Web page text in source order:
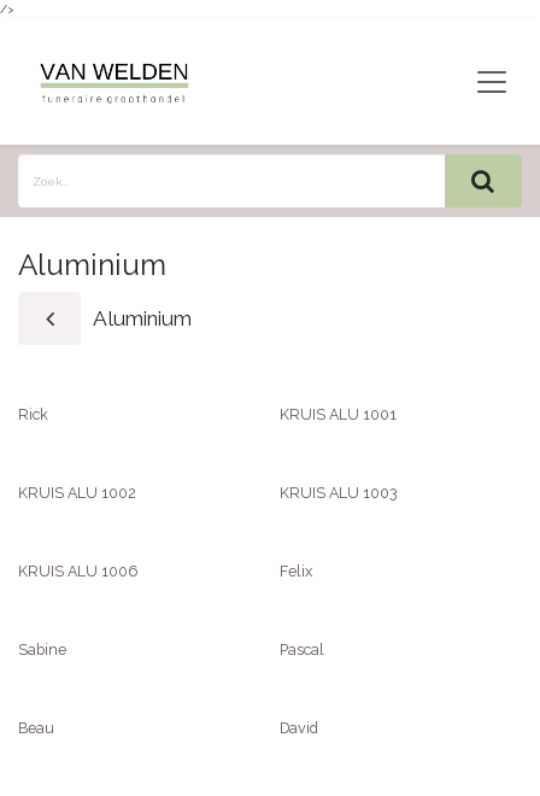
/>
Aluminium
Aluminium
Rick KRUIS ALU 1001
KRUIS ALU 1002 KRUIS ALU 1003
KRUIS ALU 1006 Felix
Sabine Pascal
Beau David